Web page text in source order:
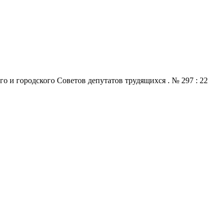
и городского Советов депутатов трудящихся . № 297 : 22